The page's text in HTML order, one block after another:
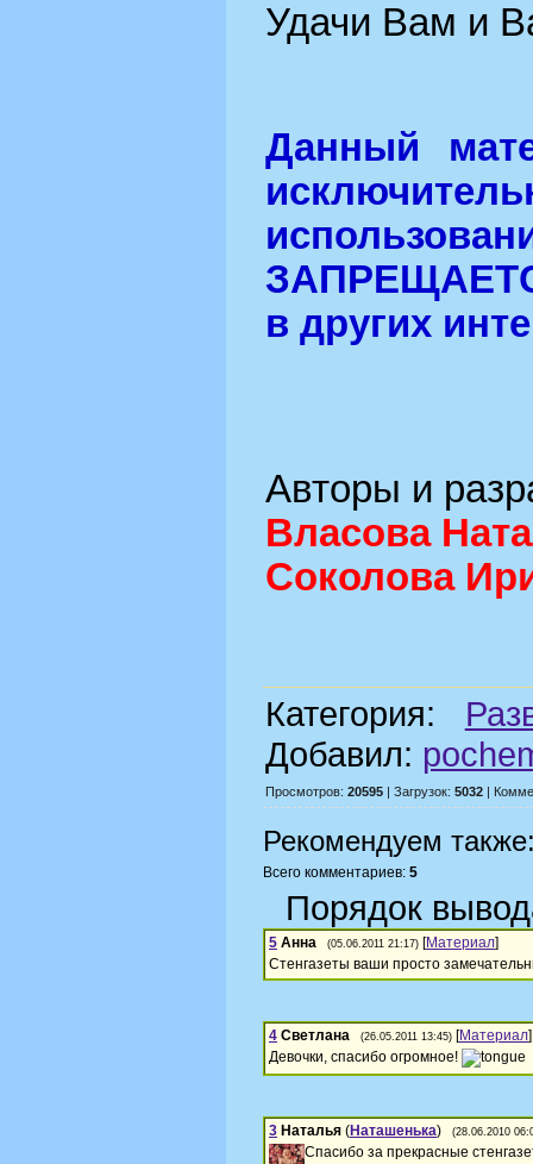
Удачи Вам и
Данный
в других
Авторы и
Власова
Соколова
Категория:
Добавил:
Просмотров: 20595 | Загрузок: 5032 |
Рекомендуем
Всего комментариев: 5
Порядок
5 Анна (05.06.2011 21:17) [Материал]
Стенгазеты ваши просто
4 Светлана (26.05.2011 13:45) [Материал]
Девочки, спасибо огромное!
3 Наталья (Наташенька) (28.06.2010
Спасибо за прекрасные